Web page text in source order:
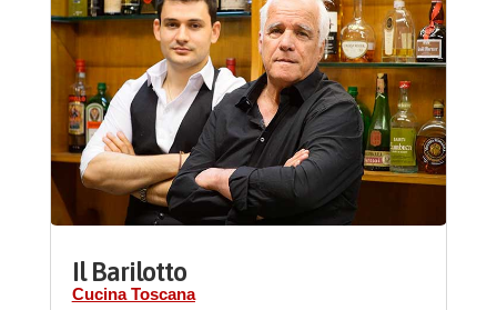
Il Barilotto
Cucina Toscana